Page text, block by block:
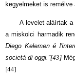
kegyelmeket is
A levelet aláírtak
a miskolci harmadik
Diego Kelemen é
societádi oggi.”[43]
[44]